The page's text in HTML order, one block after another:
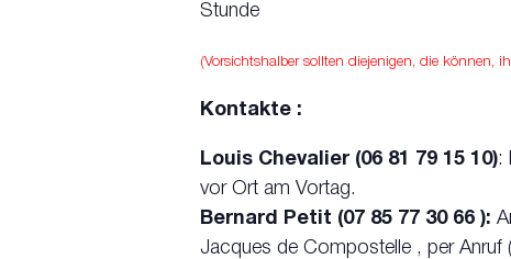
Stunde
(Vorsichtshalber sollten diejenigen, die können,
Kontakte :
Louis Chevalier (06 81 79 15 10):
vor Ort am Vortag.
Bernard Petit (07 85 77 30 66 ):
Jacques de Compostelle , per Anruf